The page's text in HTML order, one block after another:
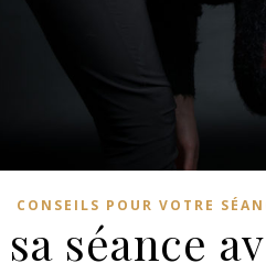
CONSEILS POUR VOTRE
séance